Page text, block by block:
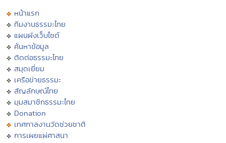
หน้าแรก
ทีมงานธรรมะไทย
แผนผังเว็บไซต์
ค้นหาข้อมูล
ติดต่อธรรมะไทย
สมุดเยี่ยม
เครือข่ายธรรมะ
สัญลักษณ์ไทย
มุมสมาชิกธรรมะไทย
Donation
เทศกาลงานวัดช่วยชาติ
การเผยแผ่ศาสนา